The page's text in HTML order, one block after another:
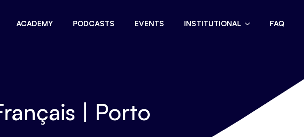
ACADEMY PODCASTS EVENTS INSTITUTIONAL FAQ
| Porto